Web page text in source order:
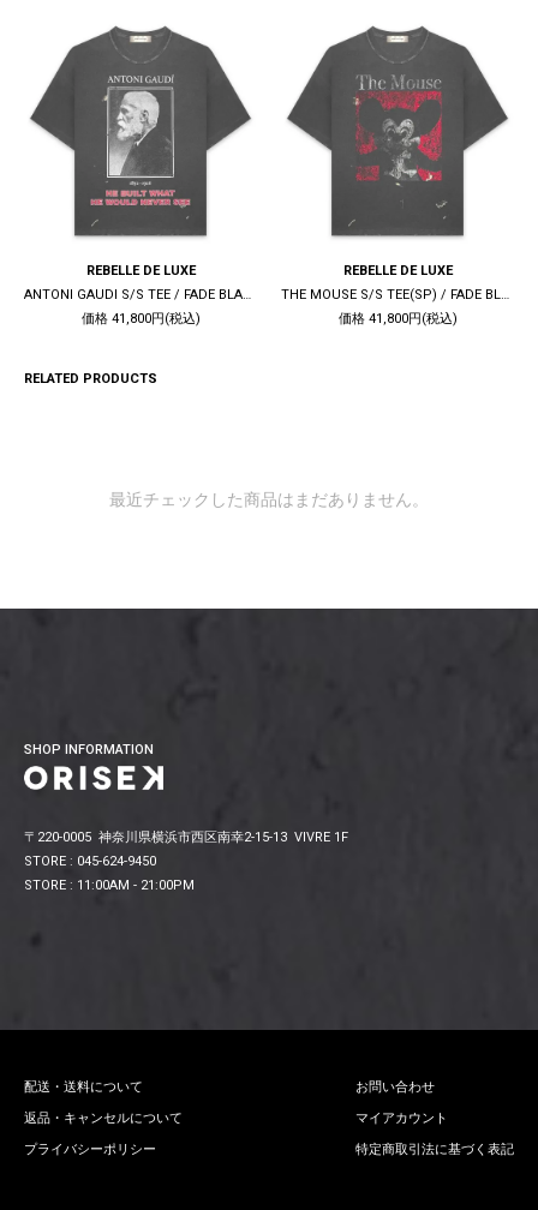
REBELLE DE LUXE
ANTONI GAUDI S/S TEE / FADE BLACK
価格 41,800円(税込)
REBELLE DE LUXE
THE MOUSE S/S TEE(SP) / FADE BLACK
価格 41,800円(税込)
RELATED PRODUCTS
最近チェックした商品はまだありません。
SHOP INFORMATION
〒220-0005 神奈川県横浜市西区南幸2-15-13 VIVRE 1F
STORE : 045-624-9450
STORE : 11:00AM - 21:00PM
配送・送料について
返品・キャンセルについて
プライバシーポリシー
お問い合わせ
マイアカウント
特定商取引法に基づく表記